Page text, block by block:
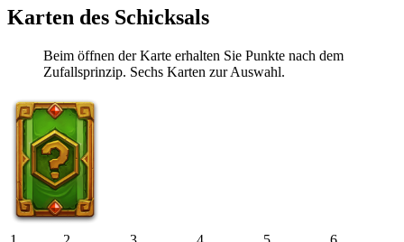
Karten des Schicksals
Beim öffnen der Karte erhalten Sie Punkte nach dem
Zufallsprinzip. Sechs Karten zur Auswahl.